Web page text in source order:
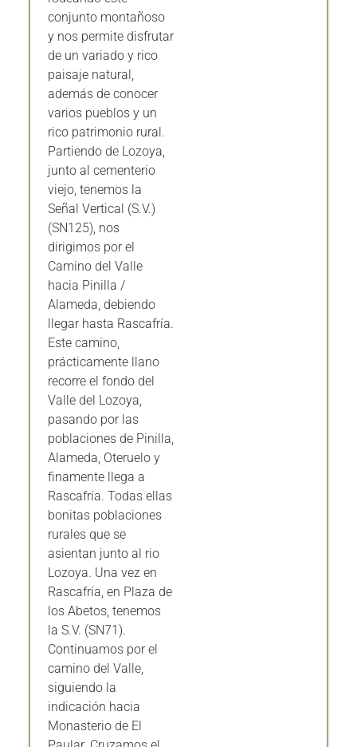
conjunto montañoso
y nos permite disfrutar
de un variado y rico
paisaje natural,
además de conocer
varios pueblos y un
rico patrimonio rural.
Partiendo de Lozoya,
junto al cementerio
viejo, tenemos la
Señal Vertical (S.V.)
(SN125), nos
dirigimos por el
Camino del Valle
hacia Pinilla /
Alameda, debiendo
llegar hasta Rascafría.
Este camino,
prácticamente llano
recorre el fondo del
Valle del Lozoya,
pasando por las
poblaciones de Pinilla,
Alameda, Oteruelo y
finamente llega a
Rascafría. Todas ellas
bonitas poblaciones
rurales que se
asientan junto al rio
Lozoya. Una vez en
Rascafría, en Plaza de
los Abetos, tenemos
la S.V. (SN71).
Continuamos por el
camino del Valle,
siguiendo la
indicación hacia
Monasterio de El
Paular. Cruzamos el